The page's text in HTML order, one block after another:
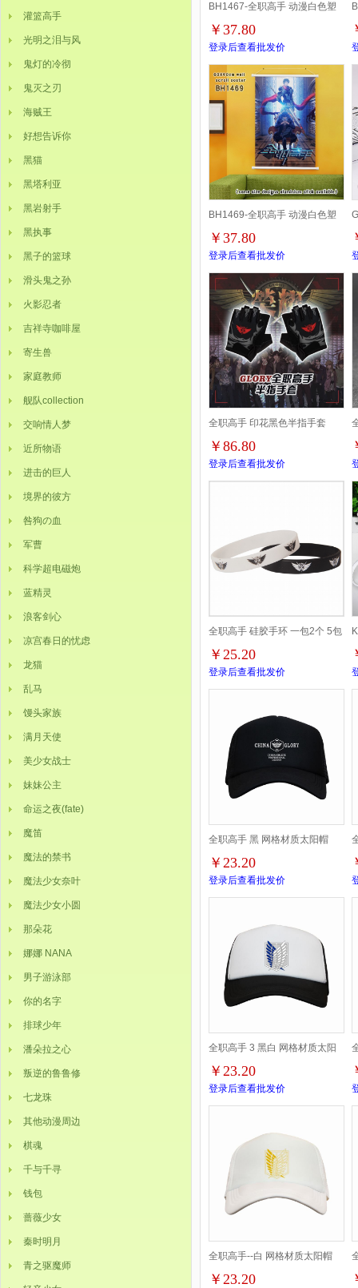
灌篮高手
光明之泪与风
鬼灯的冷彻
鬼灭之刃
海贼王
好想告诉你
黑猫
黑塔利亚
黑岩射手
黑执事
黑子的篮球
滑头鬼之孙
火影忍者
吉祥寺咖啡屋
寄生兽
家庭教师
舰队collection
交响情人梦
近所物语
进击的巨人
境界的彼方
咎狗の血
军曹
科学超电磁炮
蓝精灵
浪客剑心
凉宫春日的忧虑
龙猫
乱马
馒头家族
满月天使
美少女战士
妹妹公主
命运之夜(fate)
魔笛
魔法的禁书
魔法少女奈叶
魔法少女小圆
那朵花
娜娜 NANA
男子游泳部
你的名字
排球少年
潘朵拉之心
叛逆的鲁鲁修
七龙珠
其他动漫周边
棋魂
千与千寻
钱包
蔷薇少女
秦时明月
青之驱魔师
BH1467-全职高手 动漫白色塑
料杆挂画 60X90CM
￥37.80
登录后查看批发价
BH1469-全职高手 动漫白色塑
料杆挂画 60X90CM
￥37.80
登录后查看批发价
全职高手 印花黑色半指手套
14X16CM 2双起批
￥86.80
登录后查看批发价
全职高手 硅胶手环 一包2个 5包
起批
￥25.20
登录后查看批发价
全职高手 黑 网格材质太阳帽
￥23.20
登录后查看批发价
全职高手 3 黑白 网格材质太阳
帽
￥23.20
登录后查看批发价
全职高手--白 网格材质太阳帽
￥23.20